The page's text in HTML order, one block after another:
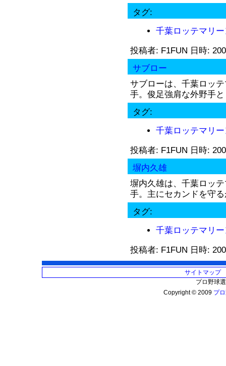
タグ:
千葉ロッテマリ
投稿者: F1FUN 日時:
サブロー
サブローは、千葉ロッ
手。俊足強肩な外野手
タグ:
千葉ロッテマリ
投稿者: F1FUN 日時:
塀内久雄
塀内久雄は、千葉ロッ
手。主にセカンドを守
タグ:
千葉ロッテマリ
投稿者: F1FUN 日時:
サイトマップ
プロ野球
Copyright © 2009 プ